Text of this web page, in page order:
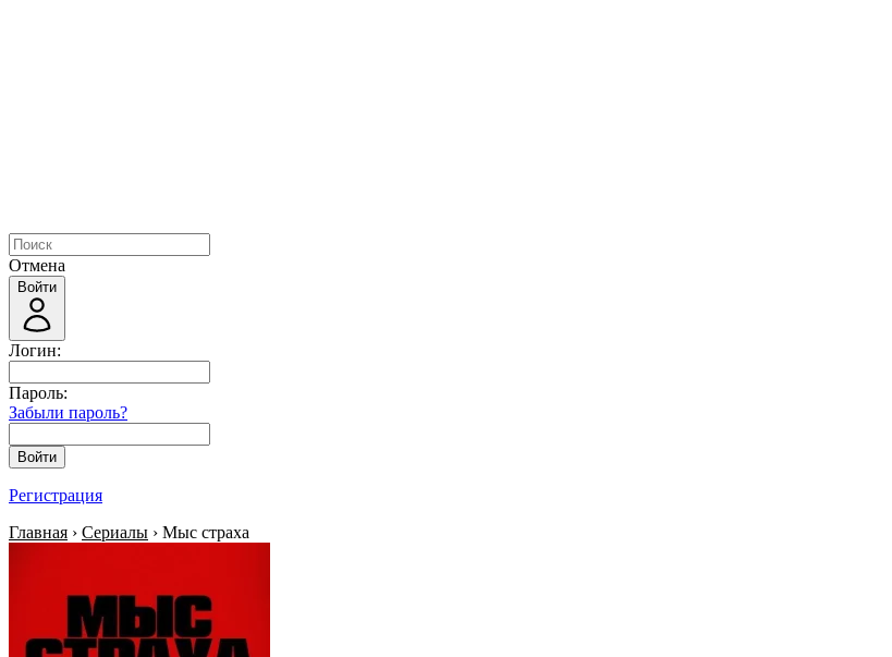
Отмена
Войти
Логин:
Пароль:
Забыли пароль?
Войти
Регистрация
Главная › Сериалы › Мыс страха